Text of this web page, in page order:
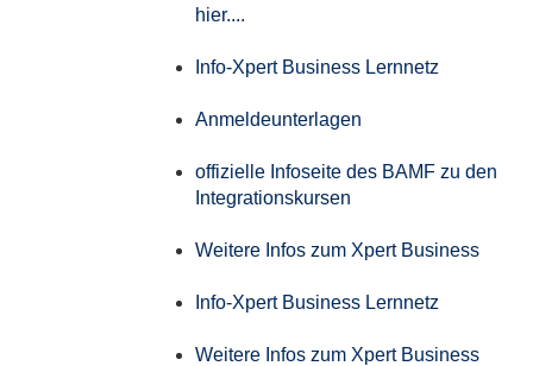
hier....
Info-Xpert Business Lernnetz
Anmeldeunterlagen
offizielle Infoseite des BAMF zu den
Integrationskursen
Weitere Infos zum Xpert Business
Info-Xpert Business Lernnetz
Weitere Infos zum Xpert Business